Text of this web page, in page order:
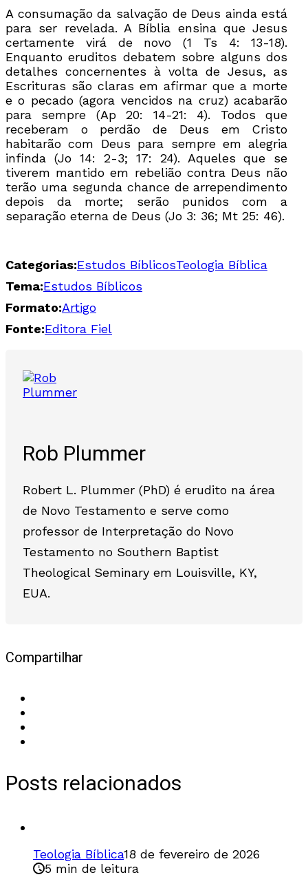
A consumação da salvação de Deus ainda está
para ser revelada. A Bíblia ensina que Jesus
certamente virá de novo (1 Ts 4: 13-18).
Enquanto eruditos debatem sobre alguns dos
detalhes concernentes à volta de Jesus, as
Escrituras são claras em afirmar que a morte
e o pecado (agora vencidos na cruz) acabarão
para sempre (Ap 20: 14-21: 4). Todos que
receberam o perdão de Deus em Cristo
habitarão com Deus para sempre em alegria
infinda (Jo 14: 2-3; 17: 24). Aqueles que se
tiverem mantido em rebelião contra Deus não
terão uma segunda chance de arrependimento
depois da morte; serão punidos com a
separação eterna de Deus (Jo 3: 36; Mt 25: 46).
Categorias:Estudos BíblicosTeologia Bíblica
Tema:Estudos Bíblicos
Formato:Artigo
Fonte:Editora Fiel
Rob Plummer
Robert L. Plummer (PhD) é erudito na área
de Novo Testamento e serve como
professor de Interpretação do Novo
Testamento no Southern Baptist
Theological Seminary em Louisville, KY,
EUA.
Compartilhar
Posts relacionados
Teologia Bíblica18 de fevereiro de 2026
5 min de leitura